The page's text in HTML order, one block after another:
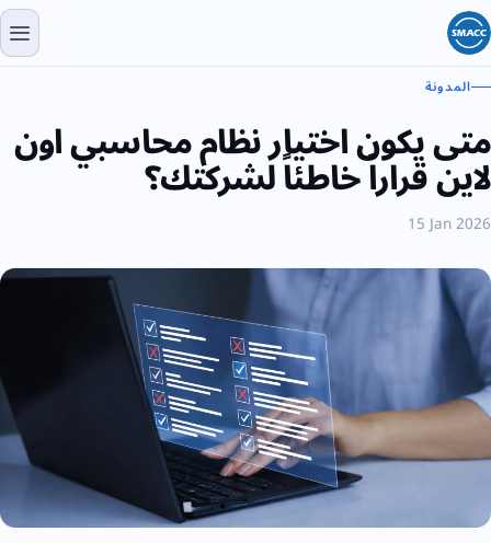
المدونة
يكون اختيار نظام محاسبي اون
قراراً خاطئاً لشركتك؟
15 Jan